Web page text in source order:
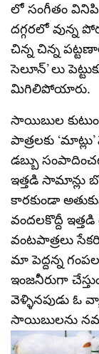
లో సంగీతం
దగ్గరలో వున్న
చిన్న చిన్న
సెలూన్’ లు
మిగిలిపోయారు.
సాయిబుల
పాత్రలకు
డబ్బు
ఇత్తడి సామాన్లు
కారకుండా
వందలకొద్దీ
వంటపాత్రలు
మా పెద్దన్న
ఇంజనీరుగా
వెళ్ళినపుడు ఓ
సాయిబులను